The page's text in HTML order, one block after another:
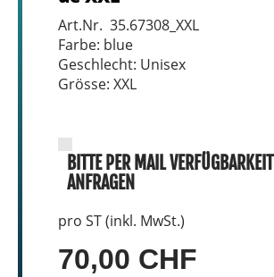
Art.Nr. 35.67308_XXL
Farbe: blue
Geschlecht: Unisex
Grösse: XXL
BITTE PER MAIL VERFÜGBARKEIT
ANFRAGEN
pro ST (inkl. MwSt.)
70,00 CHF